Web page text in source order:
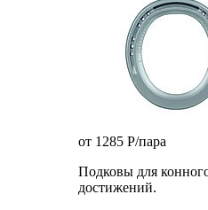
от 1285 P/пара
Подковы для
достижений.